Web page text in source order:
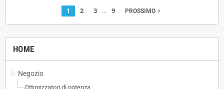
HOME
Negozio
Ottimizzatori di potenza
1 2 3 … 9 PROSSIMO navigate_next